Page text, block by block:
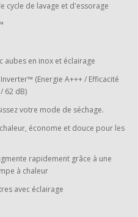
cycle de lavage et d'essorage
aubes en inox et éclairage
(Energie A+++ / Efficacité
62 dB)
votre mode de séchage.
économe et douce pour les
rapidement grâce à une
à chaleur
avec éclairage